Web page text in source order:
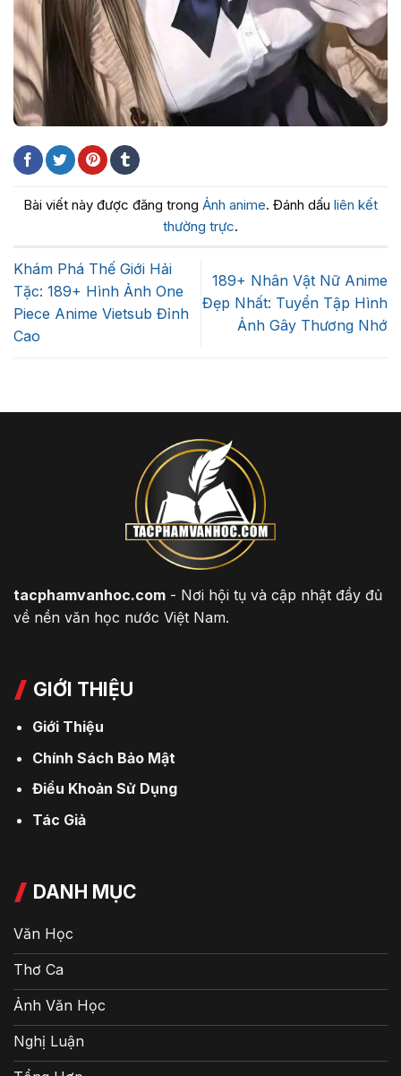
Bài viết này được đăng trong Ảnh anime. Đánh dấu liên kết
thường trực.
Khám Phá Thế Giới Hải
Tặc: 189+ Hình Ảnh One
Piece Anime Vietsub Đỉnh
Cao
189+ Nhân Vật Nữ Anime
Đẹp Nhất: Tuyển Tập Hình
Ảnh Gây Thương Nhớ
tacphamvanhoc.com - Nơi hội tụ và cập nhật đầy đủ
về nền văn học nước Việt Nam.
GIỚI THIỆU
Giới Thiệu
Chính Sách Bảo Mật
Điều Khoản Sử Dụng
Tác Giả
DANH MỤC
Văn Học
Thơ Ca
Ảnh Văn Học
Nghị Luận